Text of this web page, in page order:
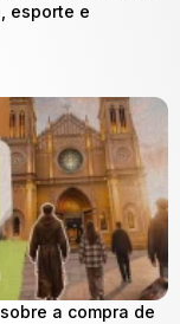
esporte e
a compra de